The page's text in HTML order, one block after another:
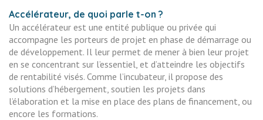
Accélérateur, de quoi parle t-on ?
Un accélérateur est une entité publique ou privée qui
accompagne les porteurs de projet en phase de démarrage ou
de développement. Il leur permet de mener à bien leur projet
en se concentrant sur l’essentiel, et d’atteindre les objectifs
de rentabilité visés. Comme l’incubateur, il propose des
solutions d’hébergement, soutien les projets dans
l’élaboration et la mise en place des plans de financement, ou
encore les formations.